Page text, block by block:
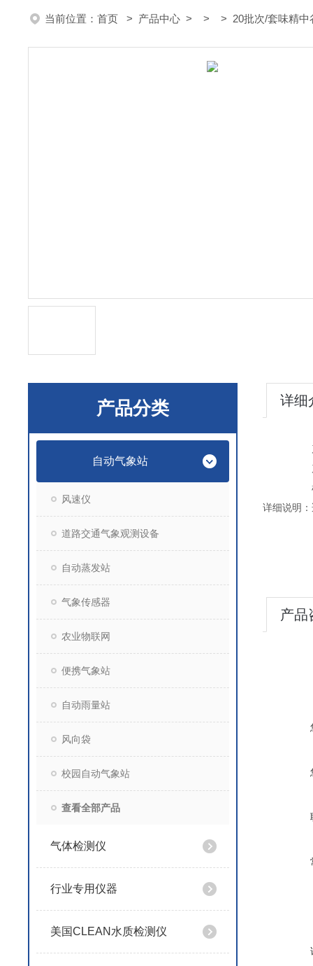
当前位置： 首页 > 产品中心 > > > 20批次/套味精中
产品分类
自动气象站
风速仪
道路交通气象观测设备
自动蒸发站
气象传感器
农业物联网
便携气象站
自动雨量站
风向袋
校园自动气象站
查看全部产品
气体检测仪
行业专用仪器
美国CLEAN水质检测仪
详细
详细说明：
产品